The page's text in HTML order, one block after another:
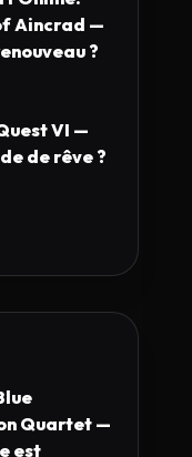
Aincrad —
?
VI —
de rêve ?
Quartet —
est